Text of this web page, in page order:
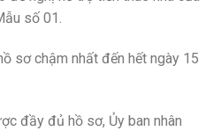
số 01.
sơ chậm nhất đến hết ngày 15
đầy đủ hồ sơ, Ủy ban nhân